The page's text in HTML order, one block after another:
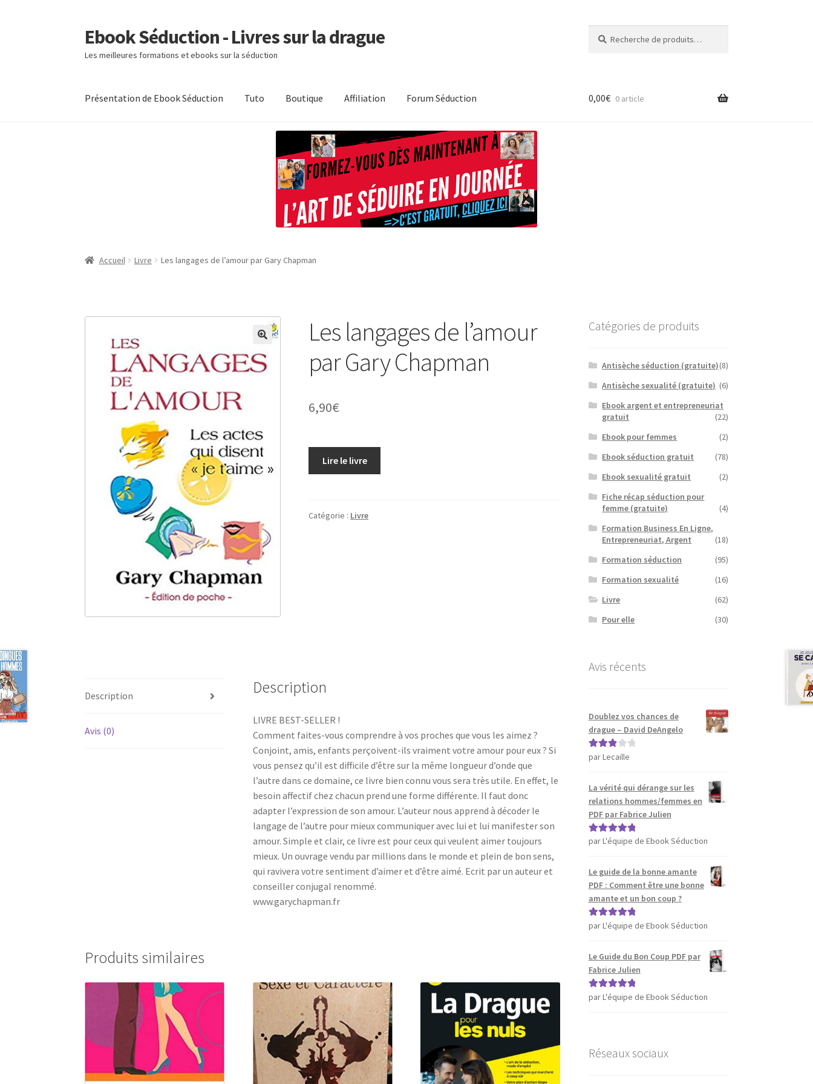
Aller
à
la
Aller
au
contenu
Ebook Séduction - Livres sur la drague
Les meilleures formations et ebooks sur la séduction
pour :
Présentation de Ebook Séduction Tuto Boutique Affiliation Forum Séduction 0,00€ 0 article
Accueil Livre Les langages de l’amour par Gary Chapman
Les langages de l’amour
par Gary Chapman
6,90€
Lire le livre
Catégorie : Livre
Description
Avis (0)
Description
LIVRE BEST-SELLER !
Comment faites-vous comprendre à vos proches que vous les aimez ?
Conjoint, amis, enfants perçoivent-ils vraiment votre amour pour eux ? Si
vous pensez qu’il est difficile d’être sur la même longueur d’onde que
l’autre dans ce domaine, ce livre bien connu vous sera très utile. En effet, le
besoin affectif chez chacun prend une forme différente. Il faut donc
adapter l’expression de son amour. L’auteur nous apprend à décoder le
langage de l’autre pour mieux communiquer avec lui et lui manifester son
amour. Simple et clair, ce livre est pour ceux qui veulent aimer toujours
mieux. Un ouvrage vendu par millions dans le monde et plein de bon sens,
qui ravivera votre sentiment d’aimer et d’être aimé. Ecrit par un auteur et
conseiller conjugal renommé.
www.garychapman.fr
Produits similaires
Catégories de produits
Antisèche séduction (gratuite)(8)
Antisèche sexualité (gratuite) (6)
Ebook argent et entrepreneuriat
gratuit
(22)
Ebook pour femmes
(2)
Ebook séduction gratuit
(78)
Ebook sexualité gratuit
(2)
Fiche récap séduction pour
femme (gratuite)
(4)
Formation Business En Ligne,
Entrepreneuriat, Argent
(18)
Formation séduction
(95)
Formation sexualité
(16)
Livre
(62)
Pour elle
(30)
Avis récents
Doublez vos chances de
drague – David DeAngelo
Note3
par Lecaille
La vérité qui dérange sur les
relations hommes/femmes en
PDF par Fabrice Julien
Note5sur 5
par L'équipe de Ebook Séduction
Le guide de la bonne amante
PDF : Comment être une bonne
amante et un bon coup ?
Note5sur 5
par L'équipe de Ebook Séduction
Le Guide du Bon Coup PDF par
Fabrice Julien
Note5sur 5
par L'équipe de Ebook Séduction
Réseaux sociaux